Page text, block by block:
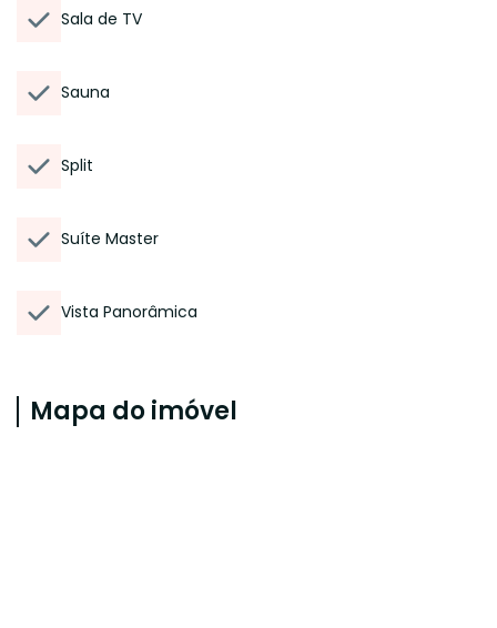
Sala de TV
Sauna
Split
Suíte Master
Vista Panorâmica
Mapa do imóvel